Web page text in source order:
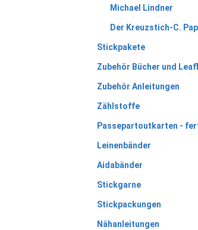
Michael Lindner
Der Kreuzstich-C.
Stickpakete
Zubehör Bücher und
Zubehör Anleitungen
Zählstoffe
Passepartoutkarten -
Leinenbänder
Aidabänder
Stickgarne
Stickpackungen
Nähanleitungen